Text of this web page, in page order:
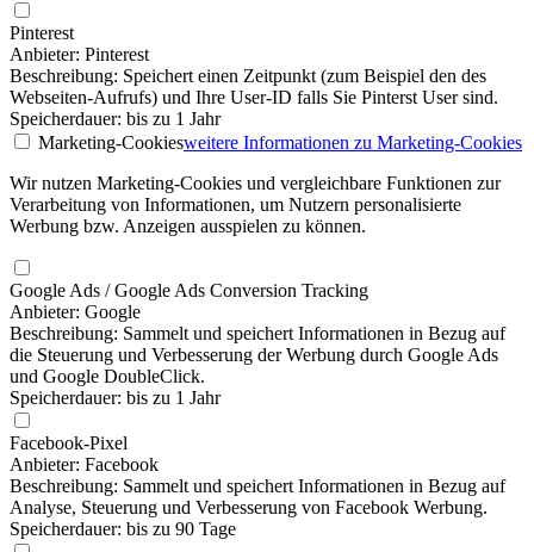
Pinterest
Anbieter: Pinterest
Beschreibung: Speichert einen Zeitpunkt (zum Beispiel den des
Webseiten-Aufrufs) und Ihre User-ID falls Sie Pinterst User sind.
Speicherdauer: bis zu 1 Jahr
Marketing-Cookiesweitere Informationen zu Marketing-Cookies
Wir nutzen Marketing-Cookies und vergleichbare Funktionen zur
Verarbeitung von Informationen, um Nutzern personalisierte
Werbung bzw. Anzeigen ausspielen zu können.
Google Ads / Google Ads Conversion Tracking
Anbieter: Google
Beschreibung: Sammelt und speichert Informationen in Bezug auf
die Steuerung und Verbesserung der Werbung durch Google Ads
und Google DoubleClick.
Speicherdauer: bis zu 1 Jahr
Facebook-Pixel
Anbieter: Facebook
Beschreibung: Sammelt und speichert Informationen in Bezug auf
Analyse, Steuerung und Verbesserung von Facebook Werbung.
Speicherdauer: bis zu 90 Tage